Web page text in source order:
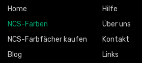
Home
NCS-Farben
NCS-Farbfächer kaufen
Blog
Hilfe
Über uns
Kontakt
Links